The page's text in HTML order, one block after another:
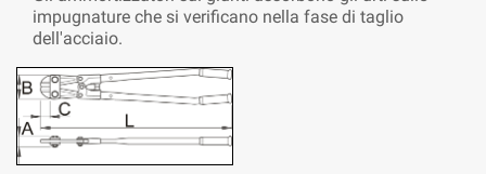
impugnature che si verificano nella fase di taglio
dell'acciaio.